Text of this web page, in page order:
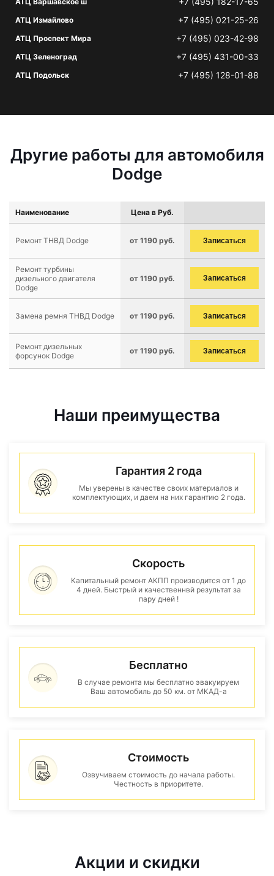
АТЦ Измайлово +7 (495) 021-25-26
АТЦ Проспект Мира +7 (495) 023-42-98
АТЦ Зеленоград +7 (495) 431-00-33
АТЦ Подольск +7 (495) 128-01-88
Другие работы для автомобиля
Dodge
Наименование Цена в Руб.
Ремонт ТНВД Dodge от 1190 руб. Записаться
Ремонт турбины
дизельного двигателя
Dodge
от 1190 руб. Записаться
Замена ремня ТНВД Dodge от 1190 руб. Записаться
Ремонт дизельных
форсунок Dodge
от 1190 руб. Записаться
Наши преимущества
Гарантия 2 года
Мы уверены в качестве своих материалов и
комплектующих, и даем на них гарантию 2 года.
Скорость
Капитальный ремонт АКПП производится от 1 до
4 дней. Быстрый и качественнвй результат за
пару дней !
Бесплатно
В случае ремонта мы бесплатно эвакуируем
Ваш автомобиль до 50 км. от МКАД-а
Стоимость
Озвучиваем стоимость до начала работы.
Честность в приоритете.
Акции и скидки